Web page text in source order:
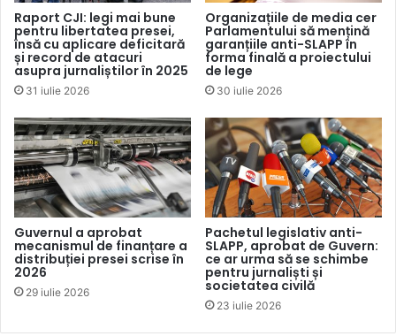
vor fi transferate. „Noi întoarcem statului doar ce aparține
statului, adică licențe (pe care el ni le-a eliberat) pentru
difuzare. Atât. Anume asta se spune în declarația lui Rinat
Ahmetov. Și anume acest lucru va fi făcut. Nu transferăm
către stat – nici branduri, nici bibliotecile”, a scris pe
Facebookdirectoarea pe comunicare la CSM, Natalia
Iemcenko.
Consilierul șefului Oficiului președintelui Ucrainei, Mihail
Podoleak, a salutat decizia lui Ahmetov și a calificat-o
drept „un exemplu demn”.
Într-o analiză la subiect, publicația Strana.ua
nu legea împotriva oligarhilor a stat la baza deciziei omului
Raport CJI: legi mai bune
pentru libertatea presei,
însă cu aplicare deficitară
și record de atacuri
asupra jurnaliștilor în 2025
31 iulie 2026
Organizațiile de media cer
Parlamentului să mențină
garanțiile anti-SLAPP în
forma finală a proiectului
de lege
30 iulie 2026
Guvernul a aprobat
mecanismul de finanțare a
distribuției presei scrise în
2026
29 iulie 2026
Pachetul legislativ anti-
SLAPP, aprobat de Guvern:
ce ar urma să se schimbe
pentru jurnaliști și
societatea civilă
23 iulie 2026